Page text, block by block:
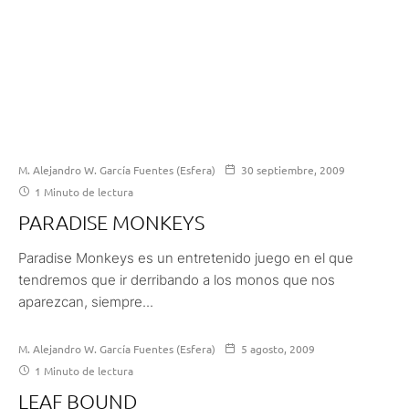
M. Alejandro W. García Fuentes (Esfera)
30 septiembre, 2009
1 Minuto de lectura
PARADISE MONKEYS
Paradise Monkeys es un entretenido juego en el que
tendremos que ir derribando a los monos que nos
aparezcan, siempre...
M. Alejandro W. García Fuentes (Esfera)
5 agosto, 2009
1 Minuto de lectura
LEAF BOUND